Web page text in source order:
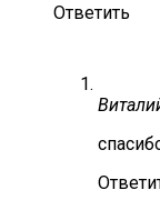
Ответить